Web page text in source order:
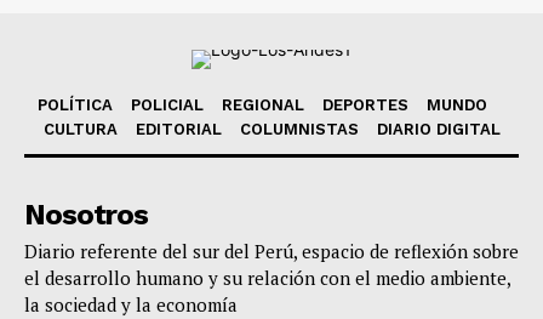
POLÍTICA POLICIAL REGIONAL DEPORTES
MUNDO
CULTURA
EDITORIAL COLUMNISTAS DIARIO DIGITAL
Nosotros
Diario referente del sur del Perú, espacio de reflexión sobre
el desarrollo humano y su relación con el medio ambiente,
la sociedad y la economía